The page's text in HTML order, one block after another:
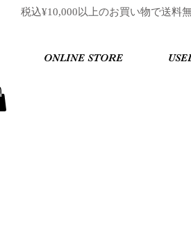
税込¥10,000以上のお買い物で送料
ONLINE STORE